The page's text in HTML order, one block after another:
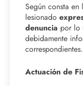
Según consta
lesionado
denuncia por lo
debidamente
correspondientes.
Actuación de